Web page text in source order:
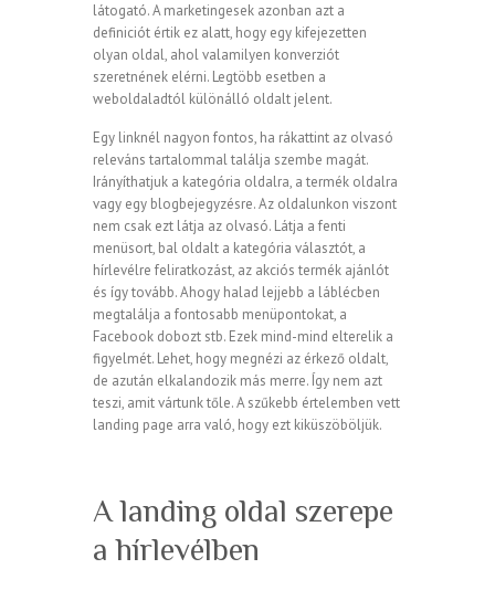
látogató. A marketingesek azonban azt a
definiciót értik ez alatt, hogy egy kifejezetten
olyan oldal, ahol valamilyen konverziót
szeretnének elérni. Legtöbb esetben a
weboldaladtól különálló oldalt jelent.
Egy linknél nagyon fontos, ha rákattint az olvasó
releváns tartalommal találja szembe magát.
Irányíthatjuk a kategória oldalra, a termék oldalra
vagy egy blogbejegyzésre. Az oldalunkon viszont
nem csak ezt látja az olvasó. Látja a fenti
menüsort, bal oldalt a kategória választót, a
hírlevélre feliratkozást, az akciós termék ajánlót
és így tovább. Ahogy halad lejjebb a láblécben
megtalálja a fontosabb menüpontokat, a
Facebook dobozt stb. Ezek mind-mind elterelik a
figyelmét. Lehet, hogy megnézi az érkező oldalt,
de azután elkalandozik más merre. Így nem azt
teszi, amit vártunk tőle. A szűkebb értelemben vett
landing page arra való, hogy ezt kiküszöböljük.
A landing oldal szerepe
a hírlevélben